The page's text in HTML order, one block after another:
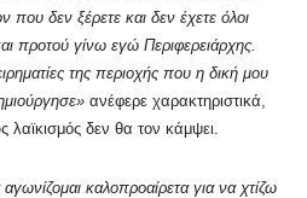
δεν ξέρετε και δεν έχετε όλοι
προτού γίνω εγώ Περιφερειάρχης.
της περιοχής που η δική μου
ανέφερε χαρακτηριστικά,
λαϊκισμός δεν θα τον κάμψει.
καλοπροαίρετα για να χτίζω